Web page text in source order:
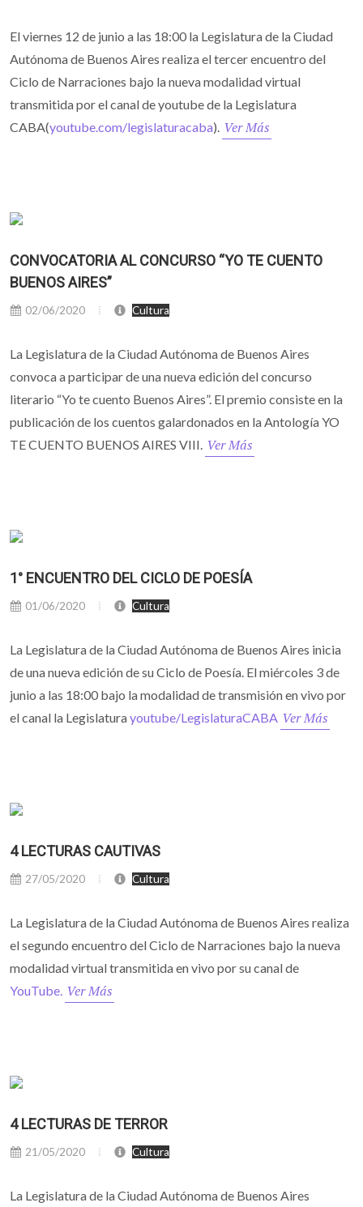
El viernes 12 de junio a las 18:00 la Legislatura de la Ciudad
Autónoma de Buenos Aires realiza el tercer encuentro del
Ciclo de Narraciones bajo la nueva modalidad virtual
transmitida por el canal de youtube de la Legislatura
CABA(youtube.com/legislaturacaba). Ver Más
CONVOCATORIA AL CONCURSO “YO TE CUENTO
BUENOS AIRES”
02/06/2020 Cultura
La Legislatura de la Ciudad Autónoma de Buenos Aires
convoca a participar de una nueva edición del concurso
literario “Yo te cuento Buenos Aires”. El premio consiste en la
publicación de los cuentos galardonados en la Antología YO
TE CUENTO BUENOS AIRES VIII. Ver Más
1° ENCUENTRO DEL CICLO DE POESÍA
01/06/2020 Cultura
La Legislatura de la Ciudad Autónoma de Buenos Aires inicia
de una nueva edición de su Ciclo de Poesía. El miércoles 3 de
junio a las 18:00 bajo la modalidad de transmisión en vivo por
el canal la Legislaturayoutube/LegislaturaCABA Ver Más
4 LECTURAS CAUTIVAS
27/05/2020 Cultura
La Legislatura de la Ciudad Autónoma de Buenos Aires realiza
el segundo encuentro del Ciclo de Narraciones bajo la nueva
modalidad virtual transmitida en vivo por su canal de
YouTube. Ver Más
4 LECTURAS DE TERROR
21/05/2020 Cultura
La Legislatura de la Ciudad Autónoma de Buenos Aires